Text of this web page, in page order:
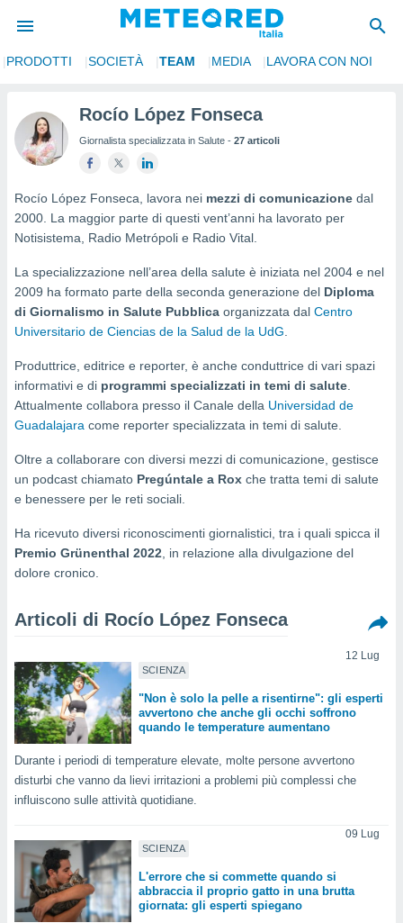
di
per
Web
di
a
clic sul
di
nostri
CONTINUA
PRODOTTI SOCIETÀ TEAM MEDIA LAVORA CON NOI
Rocío López Fonseca
Giornalista specializzata in Salute - 27 articoli
Rocío López Fonseca, lavora nei mezzi di comunicazione dal
2000. La maggior parte di questi vent’anni ha lavorato per
Notisistema, Radio Metrópoli e Radio Vital.
La specializzazione nell’area della salute è iniziata nel 2004 e nel
2009 ha formato parte della seconda generazione del Diploma
di Giornalismo in Salute Pubblica organizzata dal Centro
Universitario de Ciencias de la Salud de la UdG.
Produttrice, editrice e reporter, è anche conduttrice di vari spazi
informativi e di programmi specializzati in temi di salute.
Attualmente collabora presso il Canale della Universidad de
Guadalajara come reporter specializzata in temi di salute.
Oltre a collaborare con diversi mezzi di comunicazione, gestisce
un podcast chiamato Pregúntale a Rox che tratta temi di salute
e benessere per le reti sociali.
Ha ricevuto diversi riconoscimenti giornalistici, tra i quali spicca il
Premio Grünenthal 2022, in relazione alla divulgazione del
dolore cronico.
Articoli di Rocío López Fonseca
SCIENZA
12 Lug
"Non è solo la pelle a risentirne": gli esperti
avvertono che anche gli occhi soffrono
quando le temperature aumentano
Durante i periodi di temperature elevate, molte persone avvertono
disturbi che vanno da lievi irritazioni a problemi più complessi che
influiscono sulle attività quotidiane.
SCIENZA
09 Lug
L'errore che si commette quando si
abbraccia il proprio gatto in una brutta
giornata: gli esperti spiegano